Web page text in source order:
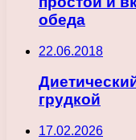
обеда
22.06.2018
грудкой
17.02.2026